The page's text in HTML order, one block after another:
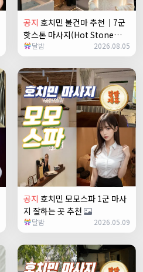
공지 호치민 불건마 추천｜7군
핫스톤 마사지(Hot Stone
massage)
달밤 2026.08.05
공지 호치민 모모스파 1군 마사
지 잘하는 곳 추천
달밤 2026.05.09